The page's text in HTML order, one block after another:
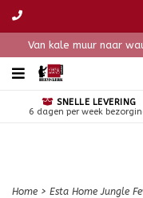
Van kale muur naar
SNELLE LEVERING
6 dagen per week
Home > Esta Home Jungle